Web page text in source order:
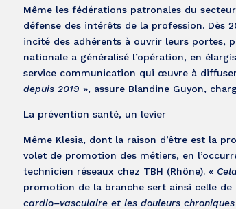
Même les fédérations patronales du
défense des intérêts de la profession. Dès
incité des adhérents à ouvrir leurs portes,
nationale a généralisé l’opération, en
service communication qui œuvre à
depuis 2019 », assure Blandine Guyon,
La prévention santé, un levier
Même Klesia, dont la raison d’être est la
volet de promotion des métiers, en
technicien réseaux chez TBH (Rhône). «
promotion de la branche sert ainsi celle de
cardio–vasculaire et les douleurs